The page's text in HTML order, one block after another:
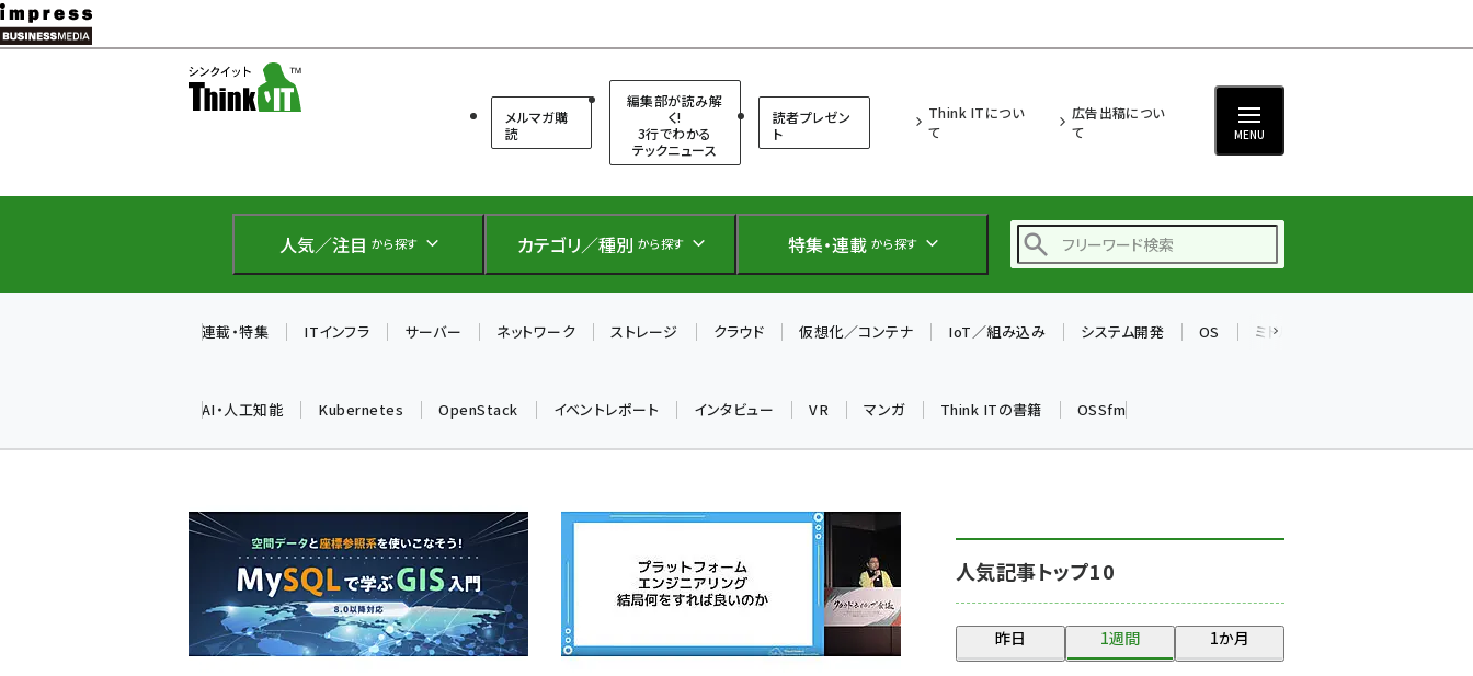
メ
イ
テ
に
メルマガ購
読
編集部が読み解
く!
3行でわかる
テックニュース
読者プレゼン
ト
Think ITについ
て
広告出稿につい
て
MENU
人気／注目 から探す カテゴリ／種別 から探す 特集・連載 から探す
仲間と築いた勝利の絆～
晴山佳須夫のヒント集！
(2050)
drupal (1966)
genai (1494)
連載・特集 ITインフラ サーバー ネットワーク ストレージ クラウド 仮想化／コンテナ IoT／組み込み システム開発 OS ミドルウェア
AI・人工知能 Kubernetes OpenStack イベントレポート インタビュー VR マンガ Think ITの書籍 OSSfm
人気記事トップ10
昨日 1週間 1か月